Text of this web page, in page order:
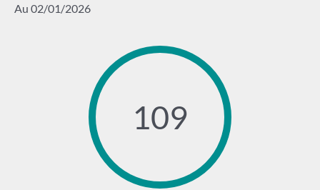
Au 02/01/2026
109